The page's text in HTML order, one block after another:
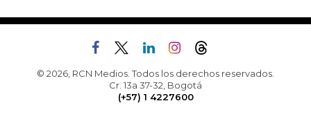
© 2026, RCN Medios. Todos los derechos reservados.
Cr. 13a 37-32, Bogotá
(+57) 1 4227600